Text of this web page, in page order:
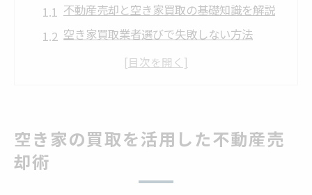
不動産売却と空き家買取の基礎知識を解説
空き家買取業者選びで失敗しない方法
石川県で安心の不動産売却を始めるコツ
不動産売却の早期現金化を叶える方法
空き家買取で早期現金化を実現する方法
空き家の買取を活用した不動産売
却術